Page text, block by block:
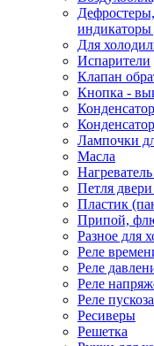
индикаторы
Для
Испарители
Клапан
Кнопка -
Лампочки
Масла
Петля
Пластик
Припой,
Разное для
Реле
Реле
Реле
Реле
Ресиверы
Решетка